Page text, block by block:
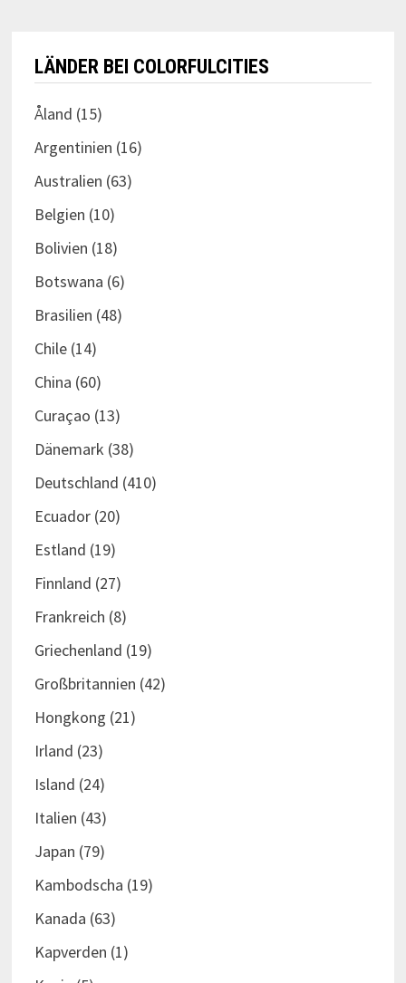
LÄNDER BEI COLORFULCITIES
Åland (15)
Argentinien (16)
Australien (63)
Belgien (10)
Bolivien (18)
Botswana (6)
Brasilien (48)
Chile(14)
China (60)
Curaçao (13)
Dänemark (38)
Deutschland (410)
Ecuador(20)
Estland (19)
Finnland (27)
Frankreich (8)
Griechenland (19)
Großbritannien (42)
Hongkong (21)
Irland (23)
Island (24)
Italien (43)
Japan (79)
Kambodscha (19)
Kanada (63)
Kapverden (1)